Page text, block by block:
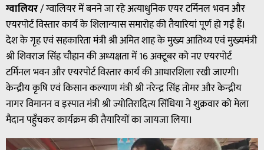
ग्वालियर/ ग्वालियर में बनने जा रहे अत्याधुनिक एयर टर्मिनल भवन और
एयरपोर्ट विस्तार कार्य के शिलान्यास समारोह की तैयारियां पूर्ण हो गईं हैं।
देश के गृह एवं सहकारिता मंत्री श्री अमित शाह के मुख्य आतिथ्य एवं मुख्यमंत्री
श्री शिवराज सिंह चौहान की अध्यक्षता में 16 अक्टूबर को नए एयरपोर्ट
टर्मिनल भवन और एयरपोर्ट विस्तार कार्य की आधारशिला रखी जाएगी।
केन्द्रीय कृषि एवं किसान कल्याण मंत्री श्री नरेन्द्र सिंह तोमर और केन्द्रीय
नागर विमानन व इस्पात मंत्री श्री ज्योतिरादित्य सिंधिया ने शुक्रवार को मेला
मैदान पहुँचकर कार्यक्रम की तैयारियों का जायजा लिया।